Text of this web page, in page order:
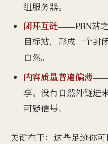
组服务器。
闭环互链——PBN站之
目标站，形成一个封
自然。
内容质量普遍偏薄——
享、没有自然外链进
可疑信号。
关键在于：这些足迹你